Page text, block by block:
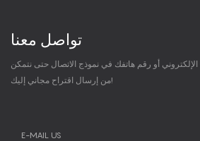
تواصل معنا
أو رقم هاتفك في نموذج الاتصال حتى نتمكن
من إرسال اقتراح مجاني إليك!
E-MAIL US